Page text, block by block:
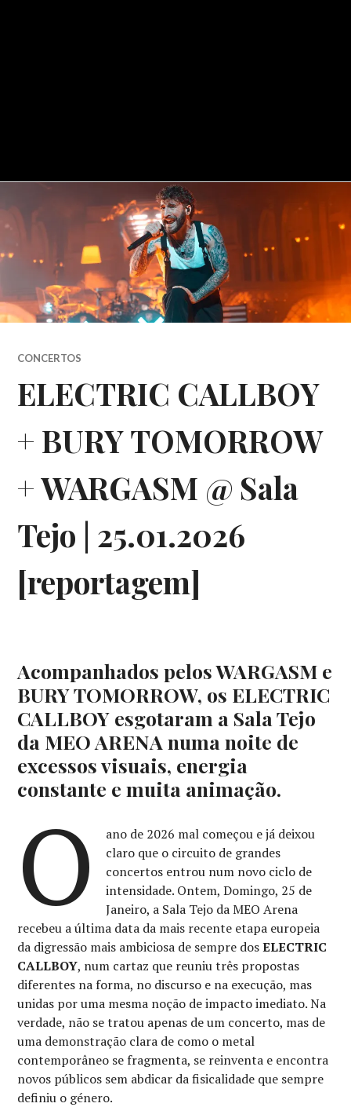
CONCERTOS
ELECTRIC CALLBOY
+ BURY TOMORROW
+ WARGASM @ Sala
Tejo | 25.01.2026
[reportagem]
Acompanhados pelos WARGASM e
BURY TOMORROW, os ELECTRIC
CALLBOY esgotaram a Sala Tejo
da MEO ARENA numa noite de
excessos visuais, energia
constante e muita animação.
O
ano de 2026 mal começou e já deixou
claro que o circuito de grandes
concertos entrou num novo ciclo de
intensidade. Ontem, Domingo, 25 de
Janeiro, a Sala Tejo da MEO Arena
recebeu a última data da mais recente etapa europeia
da digressão mais ambiciosa de sempre dosELECTRIC
CALLBOY, num cartaz que reuniu três propostas
diferentes na forma, no discurso e na execução, mas
unidas por uma mesma noção de impacto imediato. Na
verdade, não se tratou apenas de um concerto, mas de
uma demonstração clara de como o metal
contemporâneo se fragmenta, se reinventa e encontra
novos públicos sem abdicar da fisicalidade que sempre
definiu o género.